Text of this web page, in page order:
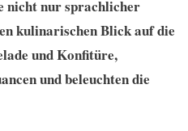
nicht nur sprachlicher
kulinarischen Blick auf die
und Konfitüre,
und beleuchten die